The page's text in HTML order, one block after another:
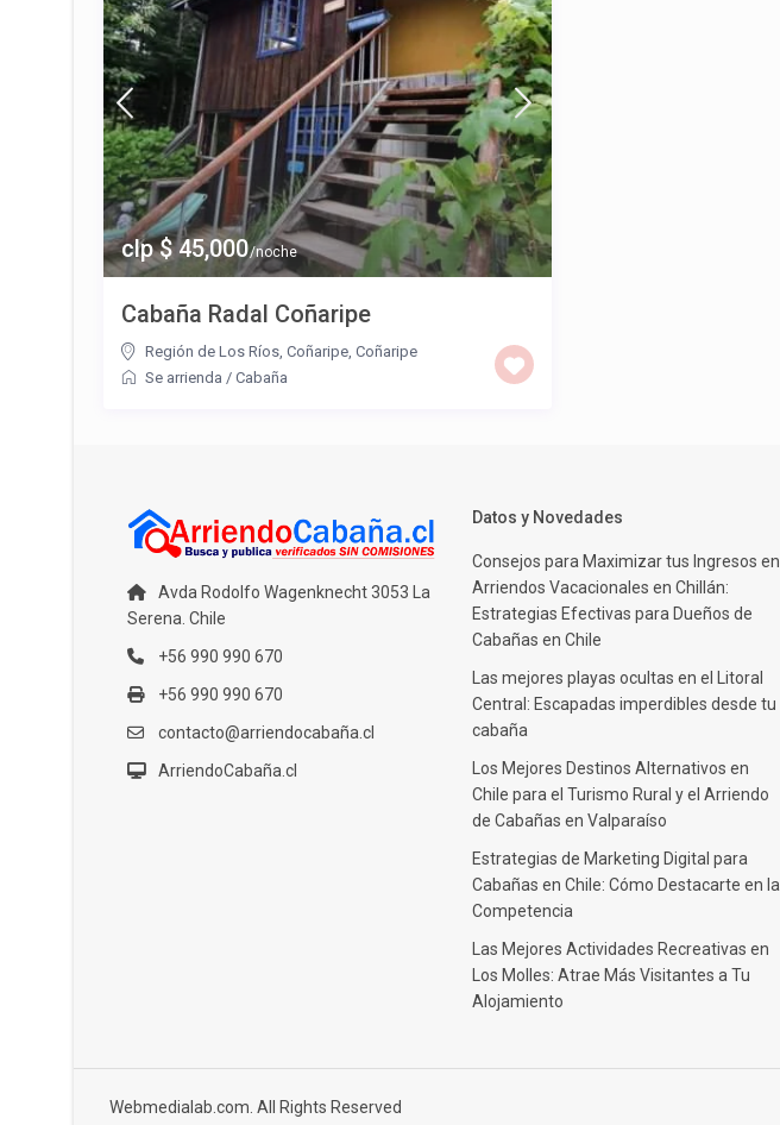
clp $ 45,000/noche
Cabaña Radal Coñaripe
Región de Los Ríos, Coñaripe Coñaripe
Se arrienda / Cabaña
Avda Rodolfo Wagenknecht 3053 La
Serena. Chile
+56 990 990 670
+56 990 990 670
contacto@arriendocabaña.cl
ArriendoCabaña.cl
Datos y Novedades
Consejos para Maximizar tus Ingresos en
Arriendos Vacacionales en Chillán:
Estrategias Efectivas para Dueños de
Cabañas en Chile
Las mejores playas ocultas en el Litoral
Central: Escapadas imperdibles desde tu
cabaña
Los Mejores Destinos Alternativos en
Chile para el Turismo Rural y el Arriendo
de Cabañas en Valparaíso
Estrategias de Marketing Digital para
Cabañas en Chile: Cómo Destacarte en la
Competencia
Las Mejores Actividades Recreativas en
Los Molles: Atrae Más Visitantes a Tu
Alojamiento
Webmedialab.com. All Rights Reserved